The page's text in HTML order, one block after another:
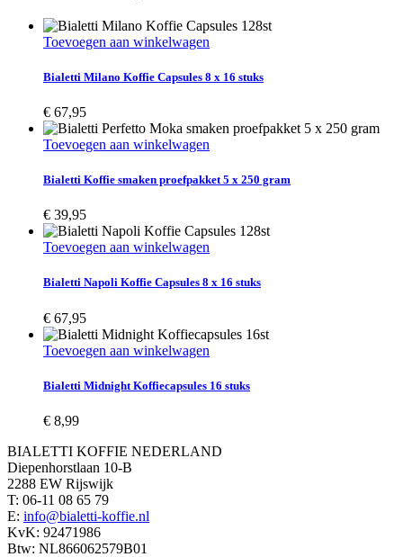
Toevoegen aan winkelwagen
Bialetti Milano Koffie Capsules 8 x 16 stuks
€ 67,95
Toevoegen aan winkelwagen
Bialetti Koffie smaken proefpakket 5 x 250 gram
€ 39,95
Toevoegen aan winkelwagen
Bialetti Napoli Koffie Capsules 8 x 16 stuks
€ 67,95
Toevoegen aan winkelwagen
Bialetti Midnight Koffiecapsules 16 stuks
€ 8,99
BIALETTI KOFFIE NEDERLAND
Diepenhorstlaan 10-B
2288 EW Rijswijk
T: 06-11 08 65 79
E: info@bialetti-koffie.nl
KvK: 92471986
Btw: NL866062579B01